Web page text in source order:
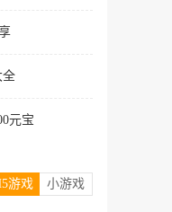
全
元宝
游戏 小游戏